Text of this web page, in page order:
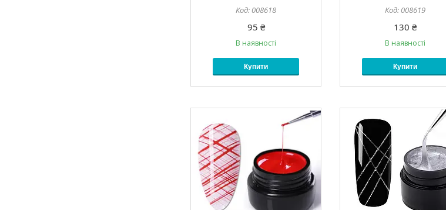
008618
95 ₴
В наявності
Купити
008619
130 ₴
В наявності
Купити